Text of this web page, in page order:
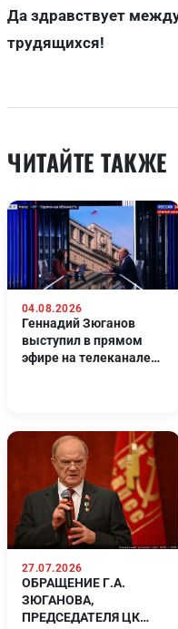
Да здравствует
трудящихся!
ЧИТАЙТЕ ТАКЖЕ
04.08.2026
Геннадий Зюганов
выступил в прямом
эфире на телеканале
27.07.2026
ОБРАЩЕНИЕ Г.А.
ЗЮГАНОВА,
ПРЕДСЕДАТЕЛЯ ЦК